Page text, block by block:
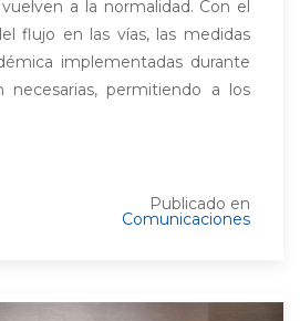
a la normalidad. Con el
flujo en las vías, las medidas
implementadas durante
permitiendo a los
Publicado en
Comunicaciones